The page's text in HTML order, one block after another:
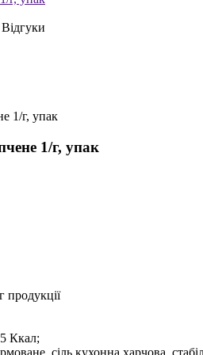
Відгуки
1/г, упак
продукції
Ккал;
сіль кухонна харчова,